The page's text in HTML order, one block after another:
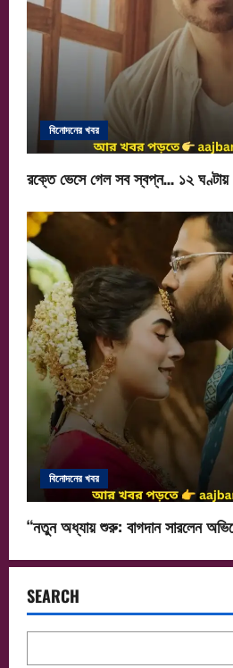
বিনোদনের খবর
রক্তে ভেসে গেল সব স্বপ্ন… ১২ ঘণ্টায়
বিনোদনের খবর
“নতুন অধ্যায় শুরু: বাগদান সারলেন
SEARCH